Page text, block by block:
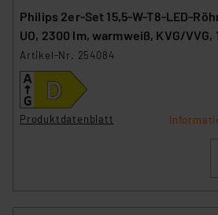
Philips 2er-Set 15,5-W-T8-LED-
UO, 2300 lm, warmweiß, KVG/VVG,
Artikel-Nr. 254084
Produktdatenblatt